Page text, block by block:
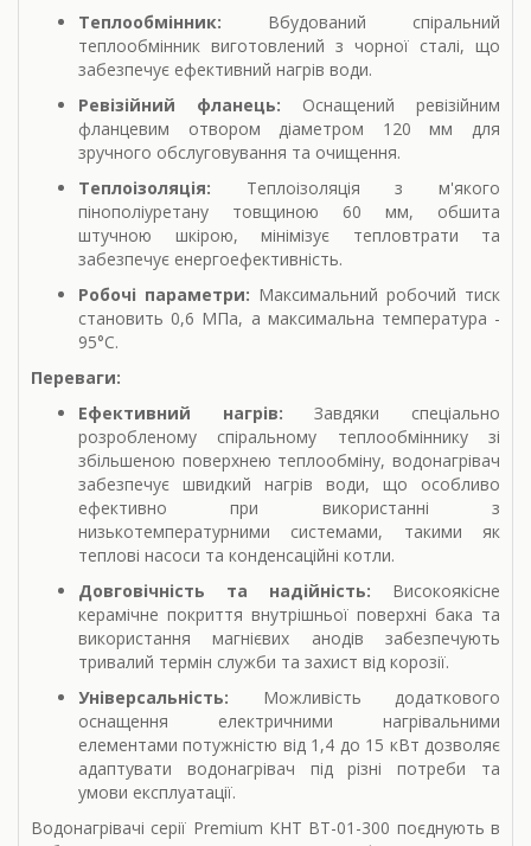
Теплообмінник: Вбудований спіральний
теплообмінник виготовлений з чорної сталі, що
забезпечує ефективний нагрів води.
Ревізійний фланець: Оснащений ревізійним
фланцевим отвором діаметром 120 мм для
зручного обслуговування та очищення.
Теплоізоляція: Теплоізоляція з м'якого
пінополіуретану товщиною 60 мм, обшита
штучною шкірою, мінімізує тепловтрати та
забезпечує енергоефективність.
Робочі параметри: Максимальний робочий тиск
становить 0,6 МПа, а максимальна температура -
95°C.
Переваги:
Ефективний нагрів: Завдяки спеціально
розробленому спіральному теплообміннику зі
збільшеною поверхнею теплообміну, водонагрівач
забезпечує швидкий нагрів води, що особливо
ефективно при використанні з
низькотемпературними системами, такими як
теплові насоси та конденсаційні котли.
Довговічність та надійність: Високоякісне
керамічне покриття внутрішньої поверхні бака та
використання магнієвих анодів забезпечують
тривалий термін служби та захист від корозії.
Універсальність: Можливість додаткового
оснащення електричними нагрівальними
елементами потужністю від 1,4 до 15 кВт дозволяє
адаптувати водонагрівач під різні потреби та
умови експлуатації.
Водонагрівачі серії Premium KHT BT-01-300 поєднують в